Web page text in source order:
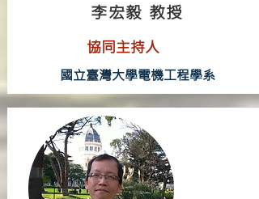
李宏毅 教授
協同主持人
國立臺灣大學電機工程學系